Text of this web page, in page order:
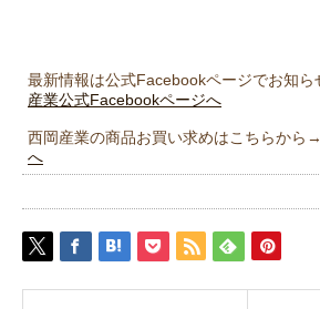
最新情報は公式Facebookページでお知
産業公式Facebookページへ
西岡産業の商品お買い求めはこちらから→
へ